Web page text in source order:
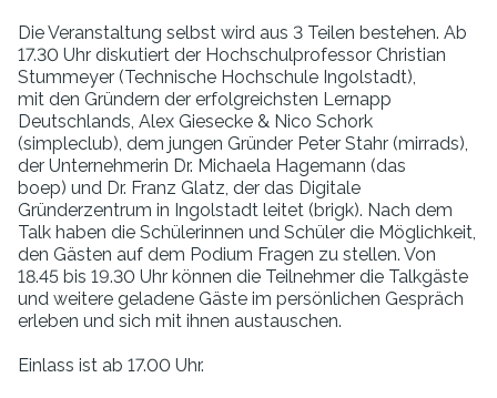
Die Veranstaltung selbst wird aus 3 Teilen bestehen. Ab
17.30 Uhr diskutiert der Hochschulprofessor Christian
Stummeyer (Technische Hochschule Ingolstadt),
mit den Gründern der erfolgreichsten Lernapp
Deutschlands, Alex Giesecke & Nico Schork
(simpleclub), dem jungen Gründer Peter Stahr (mirrads),
der Unternehmerin Dr. Michaela Hagemann (das
boep) und Dr. Franz Glatz, der das Digitale
Gründerzentrum in Ingolstadt leitet (brigk). Nach dem
Talk haben die Schülerinnen und Schüler die Möglichkeit,
den Gästen auf dem Podium Fragen zu stellen. Von
18.45 bis 19.30 Uhr können die Teilnehmer die Talkgäste
und weitere geladene Gäste im persönlichen Gespräch
erleben und sich mit ihnen austauschen.
Einlass ist ab 17.00 Uhr.